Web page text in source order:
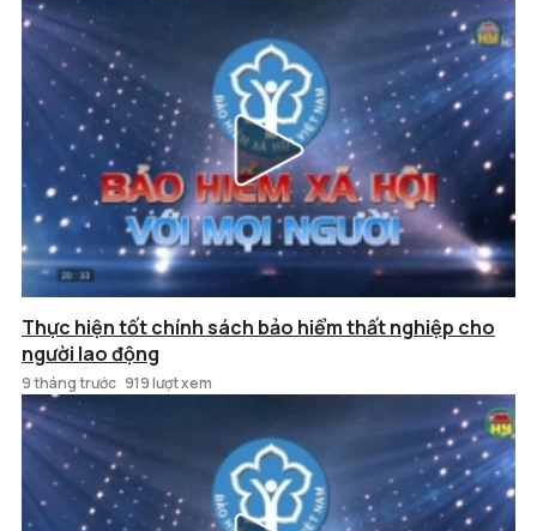
Thực hiện tốt chính sách bảo hiểm thất nghiệp cho
người lao động
9 tháng trước 919 lượt xem